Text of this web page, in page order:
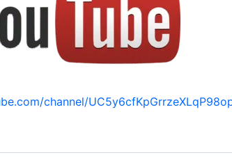
channel/